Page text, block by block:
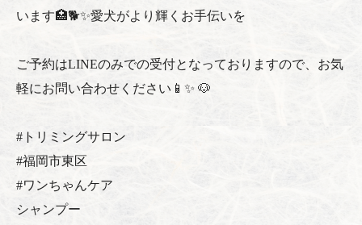
います🏥🐕✨愛犬がより輝くお手伝いを
ご予約はLINEのみでの受付となっておりますので、お気
軽にお問い合わせください📱✨ 🐶
#トリミングサロン
#福岡市東区
#ワンちゃんケア
シャンプー